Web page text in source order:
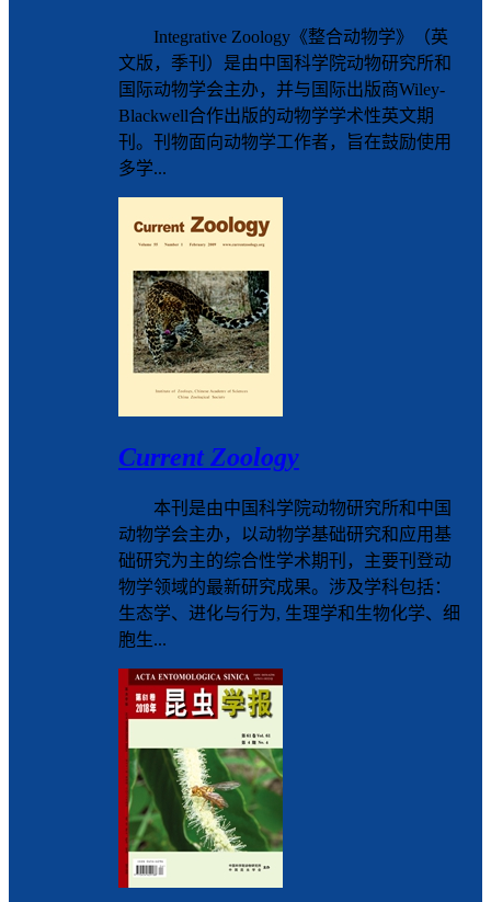
Integrative Zoology《整合动物学》（英
文版，季刊）是由中国科学院动物研究所和
国际动物学会主办，并与国际出版商Wiley-
Blackwell合作出版的动物学学术性英文期
刊。刊物面向动物学工作者，旨在鼓励使用
多学...
Current Zoology
本刊是由中国科学院动物研究所和中国
动物学会主办，以动物学基础研究和应用基
础研究为主的综合性学术期刊，主要刊登动
物学领域的最新研究成果。涉及学科包括：
生态学、进化与行为, 生理学和生物化学、细
胞生...